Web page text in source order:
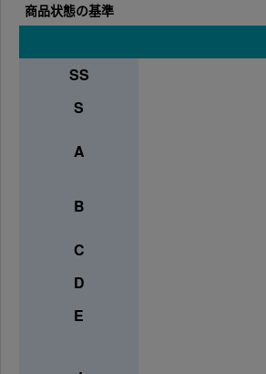
商品状態の基準
SS
S
A
B
C
D
E